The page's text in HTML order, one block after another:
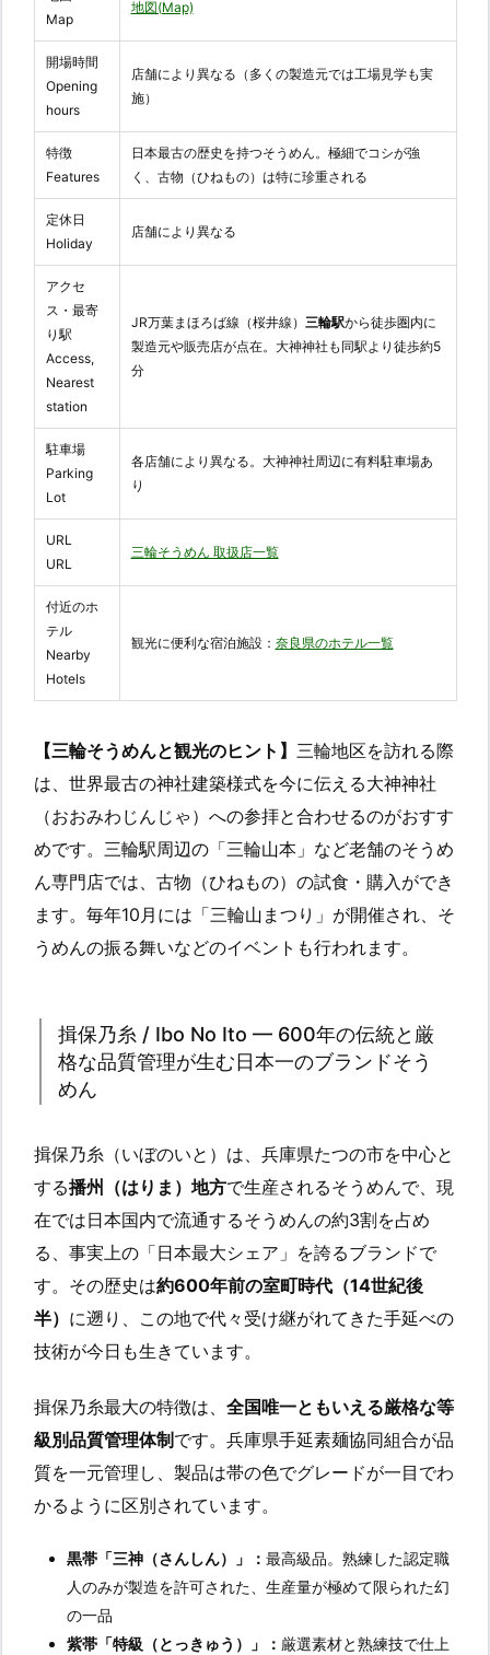
Map
地図(Map)
開場時間
Opening
hours
店舗により異なる（多くの製造元では工場見学も実
施）
特徴
Features
日本最古の歴史を持つそうめん。極細でコシが強
く、古物（ひねもの）は特に珍重される
定休日
Holiday
店舗により異なる
アクセ
ス・最寄
り駅
Access,
Nearest
station
JR万葉まほろば線（桜井線） 三輪駅から徒歩圏内に
製造元や販売店が点在。大神神社も同駅より徒歩約5
分
駐車場
Parking
Lot
各店舗により異なる。大神神社周辺に有料駐車場あ
り
URL
URL
三輪そうめん 取扱店一覧
付近のホ
テル
Nearby
Hotels
観光に便利な宿泊施設： 奈良県のホテル一覧
【三輪そうめんと観光のヒント】 三輪地区を訪れる際
は、世界最古の神社建築様式を今に伝える大神神社
（おおみわじんじゃ）への参拝と合わせるのがおすす
めです。三輪駅周辺の「三輪山本」など老舗のそうめ
ん専門店では、古物（ひねもの）の試食・購入ができ
ます。毎年10月には「三輪山まつり」が開催され、そ
うめんの振る舞いなどのイベントも行われます。
揖保乃糸 / Ibo No Ito — 600年の伝統と厳
格な品質管理が生む日本一のブランドそう
めん
揖保乃糸（いぼのいと）は、兵庫県たつの市を中心と
する播州（はりま）地方で生産されるそうめんで、現
在では日本国内で流通するそうめんの約3割を占め
る、事実上の「日本最大シェア」を誇るブランドで
す。その歴史は約600年前の室町時代（14世紀後
半） に遡り、この地で代々受け継がれてきた手延べの
技術が今日も生きています。
揖保乃糸最大の特徴は、 全国唯一ともいえる厳格な等
級別品質管理体制 です。兵庫県手延素麺協同組合が品
質を一元管理し、製品は帯の色でグレードが一目でわ
かるように区別されています。
黒帯「三神（さんしん）」： 最高級品。熟練した認定職
人のみが製造を許可された、生産量が極めて限られた幻
の一品
紫帯「特級（とっきゅう）」： 厳選素材と熟練技で仕上